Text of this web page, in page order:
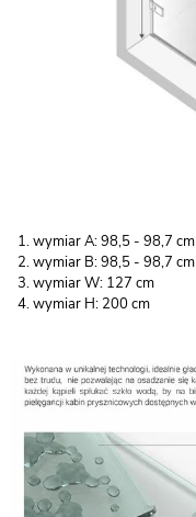
wymiar A: 98,5 - 98,7 cm
wymiar B: 98,5 - 98,7 cm
wymiar W: 127 cm
wymiar H: 200 cm